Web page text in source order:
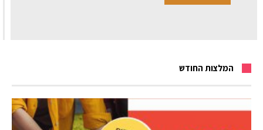
המלצות החודש